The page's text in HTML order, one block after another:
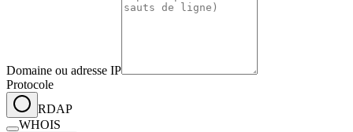
Domaine ou adresse IP
Protocole
RDAP
WHOIS